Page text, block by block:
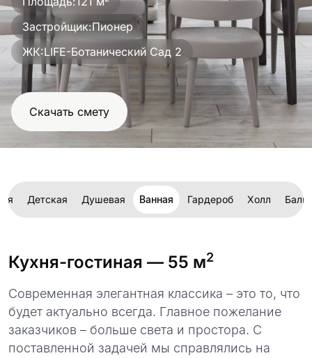
проект
Застройщик:Пионер
ЖК:LIFE-Ботанический Сад 2
Скачать смету
Детская Душевая Ванная Гардероб Холл
Кухня-гостиная — 55 м2
Современная элегантная классика – это то, что
будет актуально всегда. Главное пожелание
заказчиков – больше света и простора. С
поставленной задачей мы справлялись на